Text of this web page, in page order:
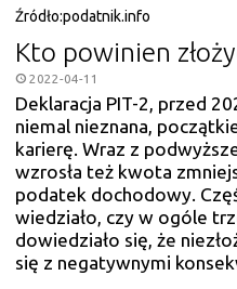
Źródło:podatnik.info
Kto powinien
2022-04-11
Deklaracja PIT-2, przed
niemal nieznana,
karierę. Wraz z
wzrosła też kwota
podatek dochodowy.
wiedziało, czy w ogóle
dowiedziało się, że
się z negatywnymi